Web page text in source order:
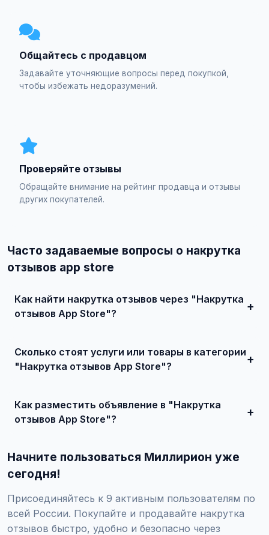
Общайтесь с продавцом
Задавайте уточняющие вопросы перед покупкой,
чтобы избежать недоразумений.
Проверяйте отзывы
Обращайте внимание на рейтинг продавца и отзывы
других покупателей.
Часто задаваемые вопросы о накрутка
отзывов app store
Как найти накрутка отзывов через "Накрутка
отзывов App Store"?
и договоритесь о сделке.
Сколько стоят услуги или товары в категории
"Накрутка отзывов App Store"?
Как разместить объявление в "Накрутка
отзывов App Store"?
продвижение / Накрутка отзывов / Накрутка отзывов
App Store", заполните форму и опубликуйте. Первые
объявления — бесплатно!
Начните пользоваться Миллирион уже
сегодня!
Присоединяйтесь к 9 активным пользователям по
всей России. Покупайте и продавайте накрутка
отзывов быстро, удобно и безопасно через